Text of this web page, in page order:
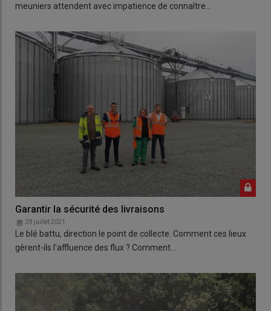
meuniers attendent avec impatience de connaître…
Garantir la sécurité des livraisons
29 juillet 2021
Le blé battu, direction le point de collecte. Comment ces lieux
gèrent-ils l'affluence des flux ? Comment…